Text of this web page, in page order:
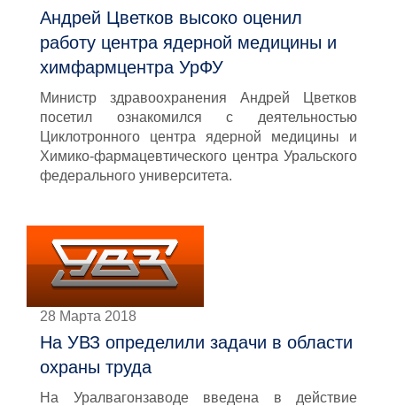
Андрей Цветков высоко оценил
работу центра ядерной медицины и
химфармцентра УрФУ
Министр здравоохранения Андрей Цветков
посетил ознакомился с деятельностью
Циклотронного центра ядерной медицины и
Химико-фармацевтического центра Уральского
федерального университета.
28 Марта 2018
На УВЗ определили задачи в области
охраны труда
На Уралвагонзаводе введена в действие